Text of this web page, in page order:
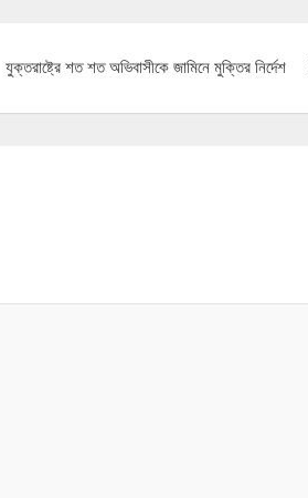
যুক্তরাষ্ট্রে শত শত অভিবাসীকে জামিনে মুক্তির নির্দেশ